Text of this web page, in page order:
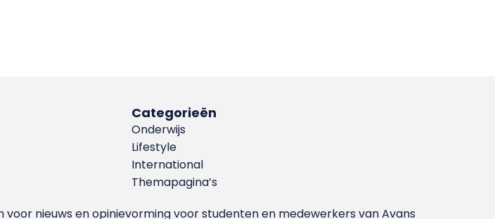
Categorieën
Onderwijs
Lifestyle
International
Themapagina’s
nieuws en opinievorming voor studenten en medewerkers van Avans